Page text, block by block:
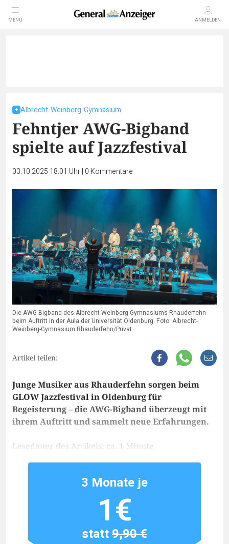
MENÜ ANMELDEN
Albrecht-Weinberg-Gymnasium
Fehntjer AWG-Bigband
spielte auf Jazzfestival
03.10.2025 18:01 Uhr| 0 Kommentare
Die AWG-Bigband des Albrecht-Weinberg-Gymnasiums Rhauderfehn
beim Auftritt in der Aula der Universität Oldenburg. Foto: Albrecht-
Weinberg-Gymnasium Rhauderfehn/Privat
Artikel teilen:
Junge Musiker aus Rhauderfehn sorgen beim
GLOW Jazzfestival in Oldenburg für
Begeisterung – die AWG-Bigband überzeugt mit
ihrem Auftritt und sammelt neue Erfahrungen.
Lesedauer des Artikels: ca. 1 Minute
3 Monate je
1€
statt9,90 €